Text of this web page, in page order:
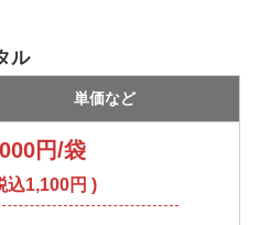
ル
単価など
円/袋
込1,100円 )